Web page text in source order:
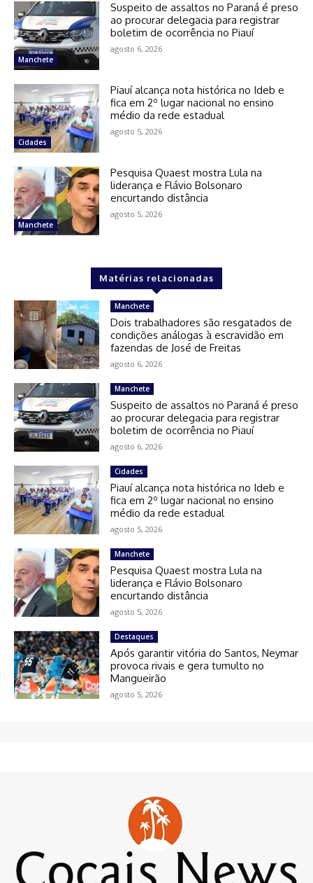
Manchete
Suspeito de assaltos no Paraná é preso
ao procurar delegacia para registrar
boletim de ocorrência no Piauí
agosto 6, 2026
Cidades
Piauí alcança nota histórica no Ideb e
fica em 2º lugar nacional no ensino
médio da rede estadual
agosto 5, 2026
Manchete
Pesquisa Quaest mostra Lula na
liderança e Flávio Bolsonaro
encurtando distância
agosto 5, 2026
Matérias relacionadas
Manchete
Dois trabalhadores são resgatados de
condições análogas à escravidão em
fazendas de José de Freitas
agosto 6, 2026
Manchete
Suspeito de assaltos no Paraná é preso
ao procurar delegacia para registrar
boletim de ocorrência no Piauí
agosto 6, 2026
Cidades
Piauí alcança nota histórica no Ideb e
fica em 2º lugar nacional no ensino
médio da rede estadual
agosto 5, 2026
Manchete
Pesquisa Quaest mostra Lula na
liderança e Flávio Bolsonaro
encurtando distância
agosto 5, 2026
Destaques
Após garantir vitória do Santos, Neymar
provoca rivais e gera tumulto no
Mangueirão
agosto 5, 2026